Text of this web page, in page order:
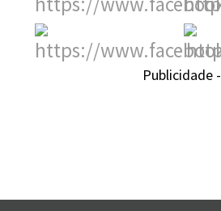
Publicidade -